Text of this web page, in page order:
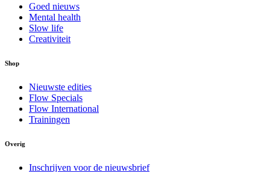
Goed nieuws
Mental health
Slow life
Creativiteit
Shop
Nieuwste edities
Flow Specials
Flow International
Trainingen
Overig
Inschrijven voor de nieuwsbrief